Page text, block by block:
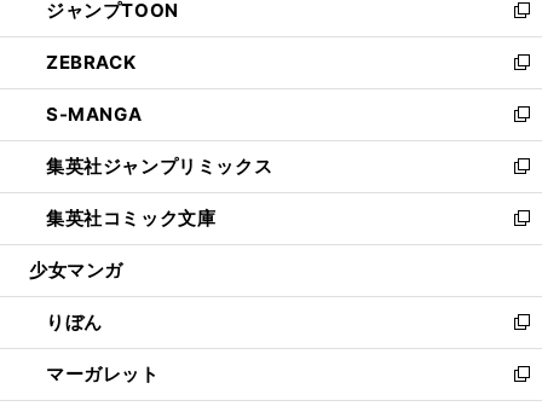
く
で
開
く
ド
ウ
で
開
く
ィ
ン
ド
ウ
で
開
く
い
ウ
ィ
ン
ド
ウ
で
開
く
ジャンプTOON
新
し
い
ウ
ィ
ン
ド
ウ
で
開
ZEBRACK
新
し
い
ウ
ィ
ン
ド
ウ
開
く
S-MANGA
新
し
い
ウ
ィ
ン
ウ
で
開
く
集英社ジャンプリミックス
新
し
い
ウ
ン
ド
ウ
で
開
集英社コミック文庫
新
し
ウ
ィ
ン
ド
ウ
少女マンガ
りぼん
新
し
い
ウ
マーガレット
新
し